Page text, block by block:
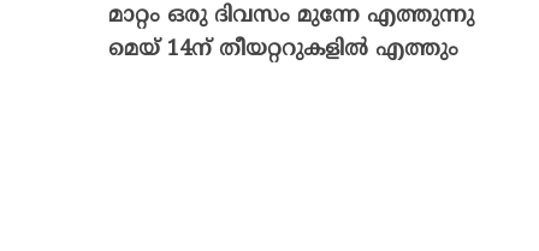
മാറ്റം ഒരു ദിവസം മുന്നേ എത്തുന്നു
മെയ് 14ന് തീയറ്ററുകളിൽ എത്തും